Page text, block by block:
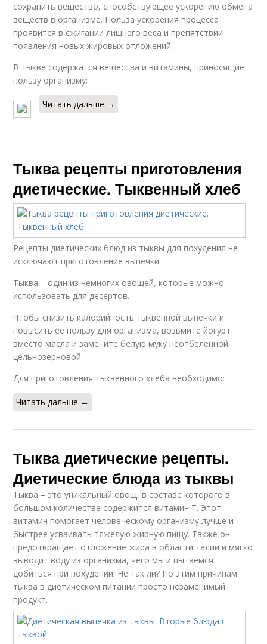
сохранить вещество, способствующее ускорению обмена
веществ в организме. Польза ускорения процесса
проявится в сжигании лишнего веса и препятствии
появления новых жировых отложений.
В тыкве содержатся вещества и витамины, приносящие
пользу организму:
Читать дальше →
Тыква рецепты приготовления
диетические. Тыквенный хлеб
Рецепты диетических блюд из тыквы для похудения не
исключают приготовление выпечки.
Тыква – один из немногих овощей, которые можно
использовать для десертов.
Чтобы снизить калорийность тыквенной выпечки и
повысить ее пользу для организма, возьмите йогурт
вместо масла и замените белую муку неотбеленной
цельнозерновой.
Для приготовления тыквенного хлеба необходимо:
Читать дальше →
Тыква диетические рецепты.
Диетические блюда из тыквы
Тыква – это уникальный овощ, в составе которого в
большом количестве содержится витамин Т. Этот
витамин помогает человеческому организму лучше и
быстрее усваивать тяжелую жирную пищу. Также он
предотвращает отложение жира в области талии и мягко
выводит воду из организма, чего мы и пытаемся
добиться при похудении. Не так ли? По этим причинам
тыква в диетическом питании просто незаменимый
продукт.